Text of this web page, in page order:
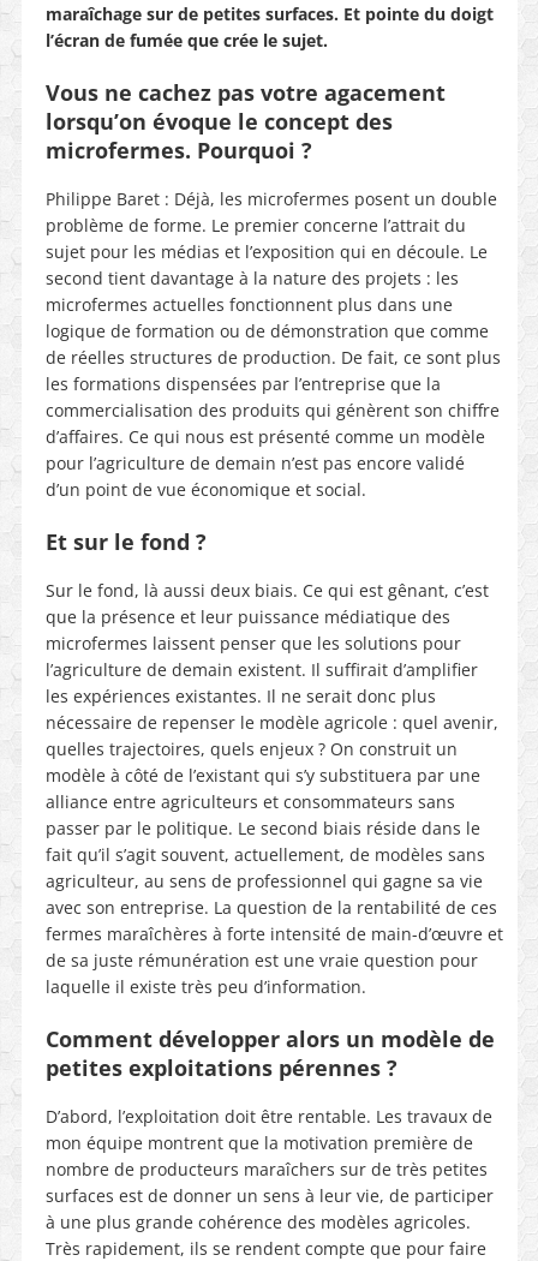
maraîchage sur de petites surfaces. Et pointe du doigt
l’écran de fumée que crée le sujet.
Vous ne cachez pas votre agacement
lorsqu’on évoque le concept des
microfermes. Pourquoi ?
Philippe Baret : Déjà, les microfermes posent un double
problème de forme. Le premier concerne l’attrait du
sujet pour les médias et l’exposition qui en découle. Le
second tient davantage à la nature des projets : les
microfermes actuelles fonctionnent plus dans une
logique de formation ou de démonstration que comme
de réelles structures de production. De fait, ce sont plus
les formations dispensées par l’entreprise que la
commercialisation des produits qui génèrent son chiffre
d’affaires. Ce qui nous est présenté comme un modèle
pour l’agriculture de demain n’est pas encore validé
d’un point de vue économique et social.
Et sur le fond ?
Sur le fond, là aussi deux biais. Ce qui est gênant, c’est
que la présence et leur puissance médiatique des
microfermes laissent penser que les solutions pour
l’agriculture de demain existent. Il suffirait d’amplifier
les expériences existantes. Il ne serait donc plus
nécessaire de repenser le modèle agricole : quel avenir,
quelles trajectoires, quels enjeux ? On construit un
modèle à côté de l’existant qui s’y substituera par une
alliance entre agriculteurs et consommateurs sans
passer par le politique. Le second biais réside dans le
fait qu’il s’agit souvent, actuellement, de modèles sans
agriculteur, au sens de professionnel qui gagne sa vie
avec son entreprise. La question de la rentabilité de ces
fermes maraîchères à forte intensité de main-d’œuvre et
de sa juste rémunération est une vraie question pour
laquelle il existe très peu d’information.
Comment développer alors un modèle de
petites exploitations pérennes ?
D’abord, l’exploitation doit être rentable. Les travaux de
mon équipe montrent que la motivation première de
nombre de producteurs maraîchers sur de très petites
surfaces est de donner un sens à leur vie, de participer
à une plus grande cohérence des modèles agricoles.
Très rapidement, ils se rendent compte que pour faire